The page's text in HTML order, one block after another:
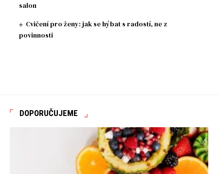
salon
Cvičení pro ženy: jak se hýbat s radostí, ne z
povinnosti
DOPORUČUJEME